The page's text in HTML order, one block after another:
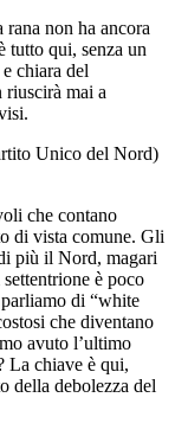
non ha ancora
tutto qui, senza un
chiara del
riuscirà mai a
Unico del Nord)
che contano
di vista comune. Gli
più il Nord, magari
è poco
di “white
che diventano
avuto l’ultimo
La chiave è qui,
della debolezza del